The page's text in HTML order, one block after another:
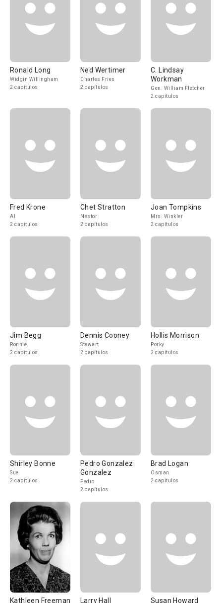
Ronald Long
Widgin Willingham
2 capítulos
Ned Wertimer
Charles Fries
2 capítulos
C. Lindsay
Workman
Gen. William Fletcher
2 capítulos
Fred Krone
Al
2 capítulos
Chet Stratton
Nestor
2 capítulos
Joan Tompkins
Mrs. Winkler
2 capítulos
Jim Begg
Ronnie
2 capítulos
Dennis Cooney
Stewart
2 capítulos
Hollis Morrison
Porky
2 capítulos
Shirley Bonne
Sue
2 capítulos
Pedro Gonzalez
Gonzalez
Pedro
2 capítulos
Brad Logan
Osman
2 capítulos
Kathleen Freeman Larry Hall Susan Howard